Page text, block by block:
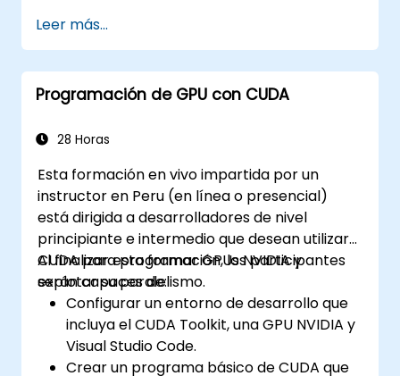
Leer más...
Programación de GPU con CUDA
28 Horas
Esta formación en vivo impartida por un
instructor en Peru (en línea o presencial)
está dirigida a desarrolladores de nivel
principiante e intermedio que desean utilizar
CUDA para programar GPUs NVIDIA y
explotar su paralelismo.
Al finalizar esta formación, los participantes
serán capaces de:
Configurar un entorno de desarrollo que
incluya el CUDA Toolkit, una GPU NVIDIA y
Visual Studio Code.
Crear un programa básico de CUDA que